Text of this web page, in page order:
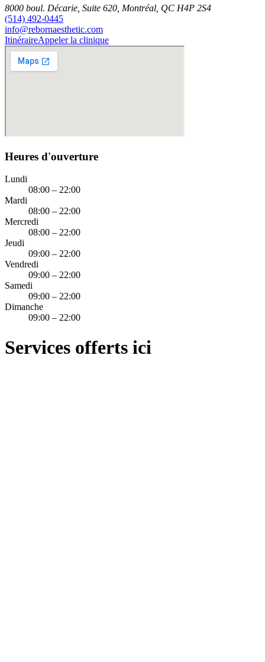
8000 boul. Décarie, Suite 620, Montréal, QC H4P 2S4
(514) 492-0445
info@rebornaesthetic.com
ItinéraireAppeler la clinique
Heures d'ouverture
Lundi
08:00 – 22:00
Mardi
08:00 – 22:00
Mercredi
08:00 – 22:00
Jeudi
09:00 – 22:00
Vendredi
09:00 – 22:00
Samedi
09:00 – 22:00
Dimanche
09:00 – 22:00
Services offerts ici